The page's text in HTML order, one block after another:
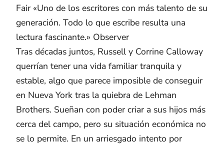
Fair «Uno de los escritores con más talento de su
generación. Todo lo que escribe resulta una
lectura fascinante.» Observer
Tras décadas juntos, Russell y Corrine Calloway
querrían tener una vida familiar tranquila y
estable, algo que parece imposible de conseguir
en Nueva York tras la quiebra de Lehman
Brothers. Sueñan con poder criar a sus hijos más
cerca del campo, pero su situación económica no
se lo permite. En un arriesgado intento por